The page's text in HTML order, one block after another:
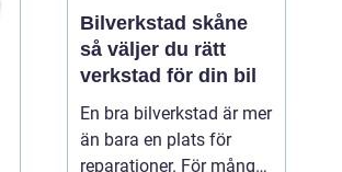
Bilverkstad skåne
så väljer du rätt
verkstad för din bil
En bra bilverkstad är mer
än bara en plats för
reparationer. För många